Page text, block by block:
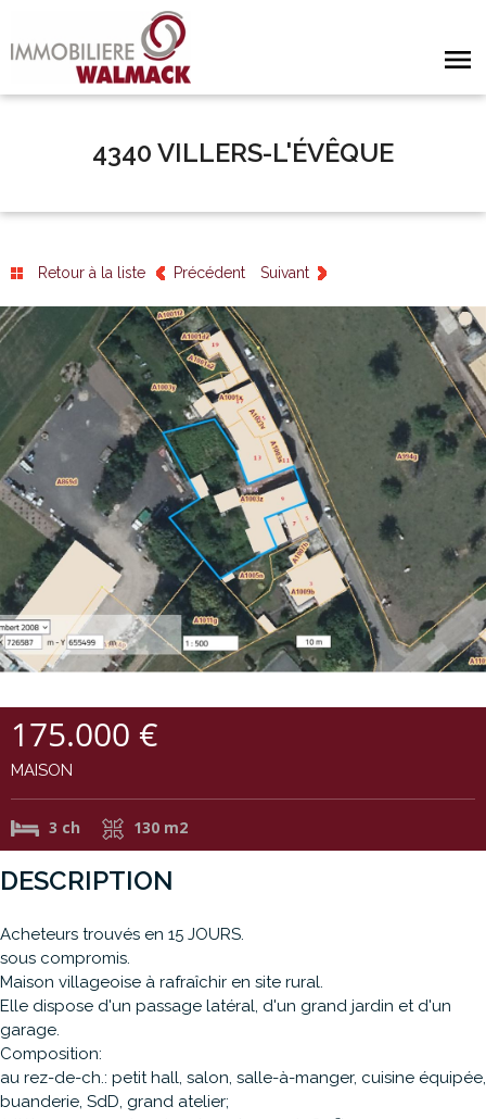
4340 VILLERS-L'ÉVÊQUE
Retour à la liste Précédent Suivant
175.000 €
MAISON
3 ch 130 m2
DESCRIPTION
Acheteurs trouvés en 15 JOURS.
sous compromis.
Maison villageoise à rafraîchir en site rural.
Elle dispose d'un passage latéral, d'un grand jardin et d'un
garage.
Composition:
au rez-de-ch.: petit hall, salon, salle-à-manger, cuisine équipée,
buanderie, SdD, grand atelier;